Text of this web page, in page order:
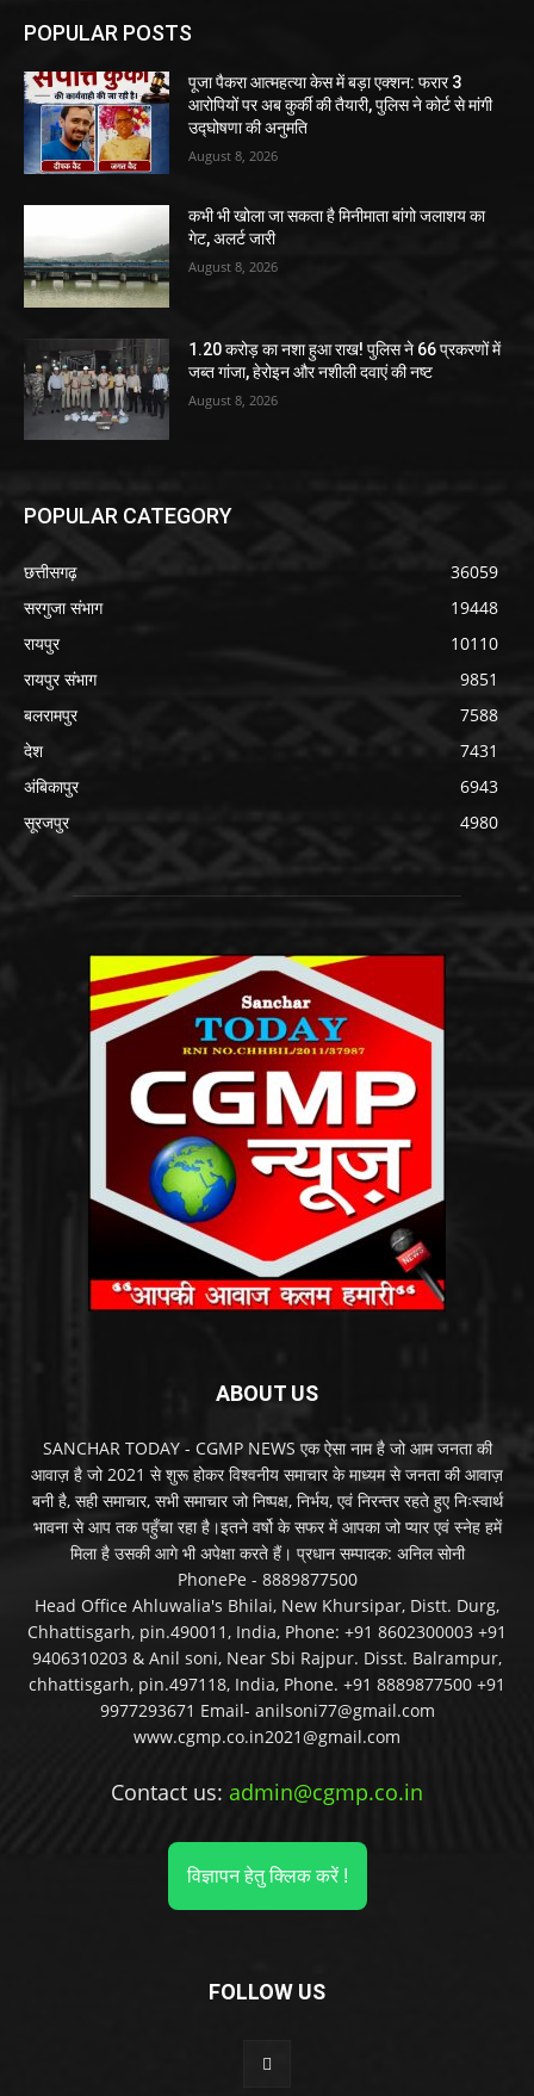
POPULAR POSTS
पूजा पैकरा आत्महत्या केस में बड़ा एक्शन: फरार 3
आरोपियों पर अब कुर्की की तैयारी, पुलिस ने कोर्ट से मांगी
उद्घोषणा की अनुमति
August 8, 2026
कभी भी खोला जा सकता है मिनीमाता बांगो जलाशय का
गेट, अलर्ट जारी
August 8, 2026
1.20 करोड़ का नशा हुआ राख! पुलिस ने 66 प्रकरणों में
जब्त गांजा, हेरोइन और नशीली दवाएं की नष्ट
August 8, 2026
POPULAR CATEGORY
छत्तीसगढ़
36059
सरगुजा संभाग
19448
रायपुर
10110
रायपुर संभाग
9851
बलरामपुर
7588
देश
7431
अंबिकापुर
6943
सूरजपुर
4980
ABOUT US
SANCHAR TODAY - CGMP NEWS एक ऐसा नाम है जो आम जनता की
आवाज़ है जो 2021 से शुरू होकर विश्वनीय समाचार के माध्यम से जनता की आवाज़
बनी है, सही समाचार, सभी समाचार जो निष्पक्ष, निर्भय, एवं निरन्तर रहते हुए निःस्वार्थ
भावना से आप तक पहुँचा रहा है।इतने वर्षो के सफर में आपका जो प्यार एवं स्नेह हमें
मिला है उसकी आगे भी अपेक्षा करते हैं। प्रधान सम्पादक: अनिल सोनी
PhonePe - 8889877500
Head Office Ahluwalia's Bhilai, New Khursipar, Distt. Durg,
Chhattisgarh, pin.490011, India, Phone: +91 8602300003 +91
9406310203 & Anil soni, Near Sbi Rajpur. Disst. Balrampur,
chhattisgarh, pin.497118, India, Phone. +91 8889877500 +91
9977293671 Email- anilsoni77@gmail.com
www.cgmp.co.in2021@gmail.com
Contact us: admin@cgmp.co.in
विज्ञापन हेतु क्लिक करें !
FOLLOW US